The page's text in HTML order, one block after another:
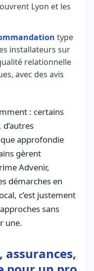
Lyon et les
type
installateurs sur
relationnelle
avec des avis
: certains
approfondie
gèrent
Advenir,
démarches en
c’est justement
sans
une.
assurances,